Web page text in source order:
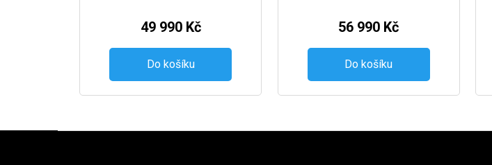
49 990 Kč
Do košíku
56 990 Kč
Do košíku